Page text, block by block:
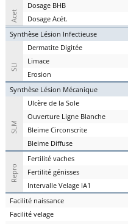
Acet
Dosage BHB
Dosage Acét.
Synthèse Lésion Infectieuse
SLI
Dermatite Digitée
Limace
Erosion
Synthèse Lésion Mécanique
SLM
Ulcère de la Sole
Ouverture Ligne Blanche
Bleime Circonscrite
Bleime Diffuse
Repro
Fertilité vaches
Fertilité génisses
Intervalle Velage IA1
Facilité naissance
Facilité velage